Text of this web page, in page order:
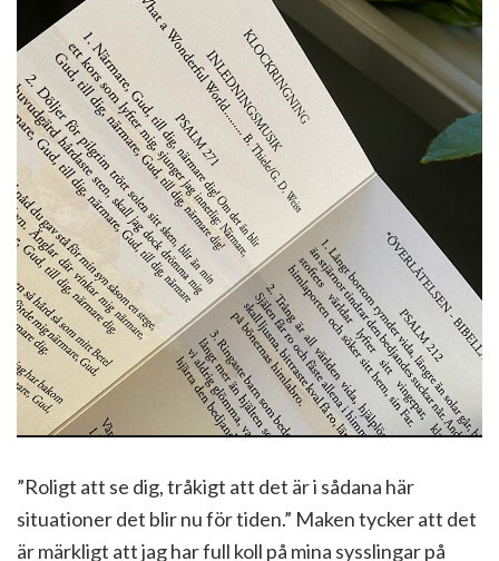
”Roligt att se dig, tråkigt att det är i sådana här
situationer det blir nu för tiden.” Maken tycker att det
är märkligt att jag har full koll på mina sysslingar på